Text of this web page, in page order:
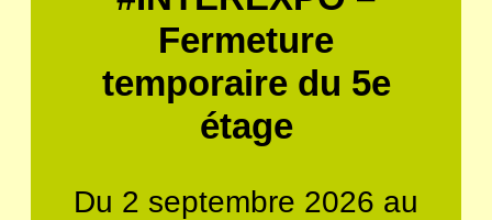
Fermeture
temporaire du 5e
étage
Du 2 septembre 2026 au